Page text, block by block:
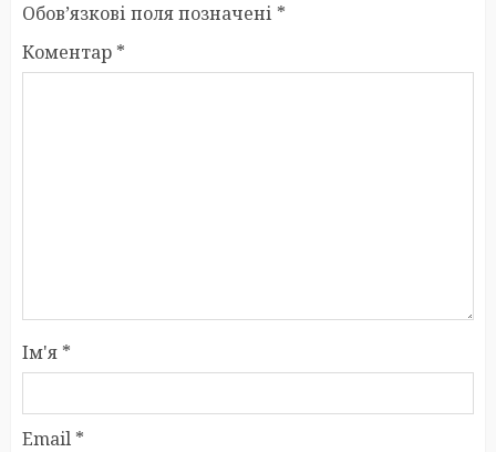
Обов’язкові поля позначені *
Коментар *
Ім'я *
Email *